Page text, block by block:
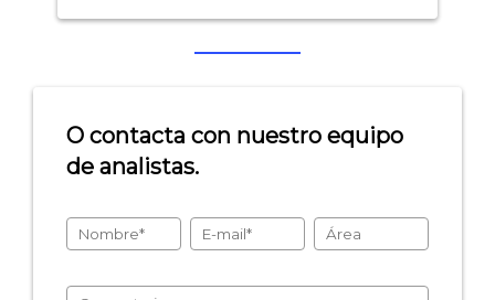
O contacta con nuestro equipo
de analistas.